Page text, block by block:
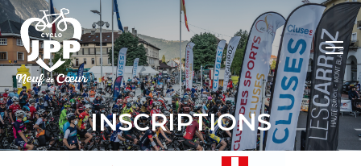
INSCRIPTIONS